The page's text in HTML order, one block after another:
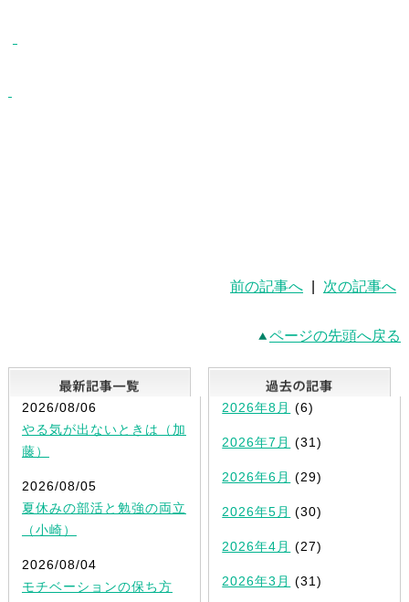
前の記事へ 次の記事へ
ページの先頭へ戻る
最新記事一覧
2026/08/06
やる気が出ないときは（加
藤）
2026/08/05
夏休みの部活と勉強の両立
（小崎）
2026/08/04
モチベーションの保ち方
2026年8月 (6)
2026年7月 (31)
2026年6月 (29)
2026年5月 (30)
2026年4月 (27)
2026年3月 (31)